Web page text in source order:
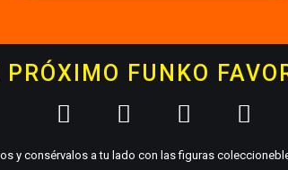
PRÓXIMO FUNKO
y consérvalos a tu lado con las figuras